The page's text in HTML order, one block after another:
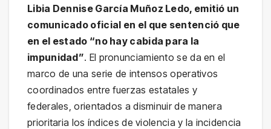
Libia Dennise García Muñoz Ledo, emitió un
comunicado oficial en el que sentenció que
en el estado “no hay cabida para la
impunidad”. El pronunciamiento se da en el
marco de una serie de intensos operativos
coordinados entre fuerzas estatales y
federales, orientados a disminuir de manera
prioritaria los índices de violencia y la incidencia